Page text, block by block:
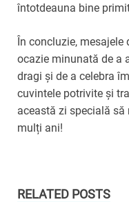
întotdeauna bine
În concluzie, mesajele
ocazie minunată de a
dragi și de a celebra
cuvintele potrivite și
această zi specială
mulți ani!
RELATED POSTS